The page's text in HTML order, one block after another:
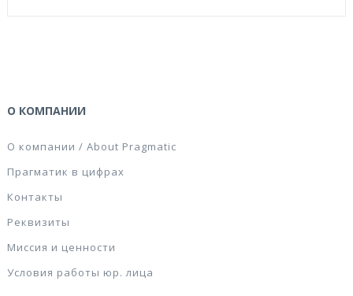
О КОМПАНИИ
О компании / About Pragmatic
Прагматик в цифрах
Контакты
Реквизиты
Миссия и ценности
Условия работы юр. лица